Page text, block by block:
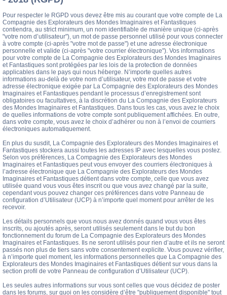
Pour respecter le RGPD vous devez être mis au courant que votre compte de La
Compagnie des Explorateurs des Mondes Imaginaires et Fantastiques
contiendra, au strict minimum, un nom identifiable de manière unique (ci-après
"votre nom d’utilisateur"), un mot de passe personnel utilisé pour vous connecter
à votre compte (ci-après "votre mot de passe") et une adresse électronique
personnelle et valide (ci-après "votre courrier électronique"). Vos informations
pour votre compte de La Compagnie des Explorateurs des Mondes Imaginaires
et Fantastiques sont protégées par les lois de la protection de données
applicables dans le pays qui nous héberge. N’importe quelles autres
informations au-delà de votre nom d’utilisateur, votre mot de passe et votre
adresse électronique exigée par La Compagnie des Explorateurs des Mondes
Imaginaires et Fantastiques pendant le processus d’enregistrement sont
obligatoires ou facultatives, à la discrétion du La Compagnie des Explorateurs
des Mondes Imaginaires et Fantastiques. Dans tous les cas, vous avez le choix
de quelles informations de votre compte sont publiquement affichées. En outre,
dans votre compte, vous avez le choix d’adhérer ou non à l’envoi de courriers
électroniques automatiquement.
En plus du susdit, La Compagnie des Explorateurs des Mondes Imaginaires et
Fantastiques stockera aussi toutes les adresses IP avec lesquelles vous postez.
Selon vos préférences, La Compagnie des Explorateurs des Mondes
Imaginaires et Fantastiques peut vous envoyer des courriers électroniques à
l’adresse électronique que La Compagnie des Explorateurs des Mondes
Imaginaires et Fantastiques détient dans votre compte, celle que vous avez
utilisée quand vous vous êtes inscrit ou que vous avez changé par la suite,
cependant vous pouvez changer ces préférences dans votre Panneau de
configuration d’Utilisateur (UCP) à n’importe quel moment pour arrêter de les
recevoir.
Les détails personnels que vous nous avez donnés quand vous vous êtes
inscrits, ou ajoutés après, seront utilisés seulement dans le but du bon
fonctionnement du forum de La Compagnie des Explorateurs des Mondes
Imaginaires et Fantastiques. Ils ne seront utilisés pour rien d’autre et ils ne seront
passés non plus de tiers sans votre consentement explicite. Vous pouvez vérifier,
à n’importe quel moment, les informations personnelles que La Compagnie des
Explorateurs des Mondes Imaginaires et Fantastiques détient sur vous dans la
section profil de votre Panneau de configuration d’Utilisateur (UCP).
Les seules autres informations sur vous sont celles que vous décidez de poster
dans les forums, sur quoi on les considère d’être "publiquement disponible" tout